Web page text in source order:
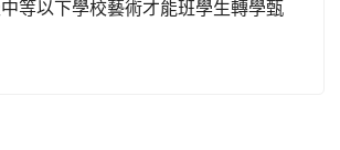
中等以下學校藝術才能班學生轉學甄